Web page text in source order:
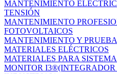
MANTENIMIENTO
TENSIÓN
MANTENIMIENTO
FOTOVOLTAICOS
MANTENIMIENTO Y
MATERIALES ELÉCTRICOS
MATERIALES PARA
MONITOR